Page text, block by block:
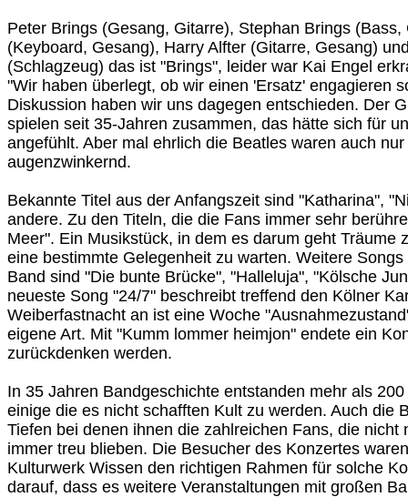
Peter Brings (Gesang, Gitarre), Stephan Brings
(Keyboard, Gesang), Harry Alfter (Gitarre, Gesang)
(Schlagzeug) das ist "Brings", leider war Kai Engel
"Wir haben überlegt, ob wir einen 'Ersatz' engagieren
Diskussion haben wir uns dagegen entschieden. Der
spielen seit 35-Jahren zusammen, das hätte sich für
angefühlt. Aber mal ehrlich die Beatles waren auch
augenzwinkernd.
Bekannte Titel aus der Anfangszeit sind "Katharina",
andere. Zu den Titeln, die die Fans immer sehr
Meer". Ein Musikstück, in dem es darum geht Träume
eine bestimmte Gelegenheit zu warten. Weitere
Band sind "Die bunte Brücke", "Halleluja", "Kölsche
neueste Song "24/7" beschreibt treffend den Kölner
Weiberfastnacht an ist eine Woche
eigene Art. Mit "Kumm lommer heimjon" endete ein
zurückdenken werden.
In 35 Jahren Bandgeschichte entstanden mehr als
einige die es nicht schafften Kult zu werden. Auch die
Tiefen bei denen ihnen die zahlreichen Fans, die nicht
immer treu blieben. Die Besucher des Konzertes
Kulturwerk Wissen den richtigen Rahmen für solche
darauf, dass es weitere Veranstaltungen mit großen